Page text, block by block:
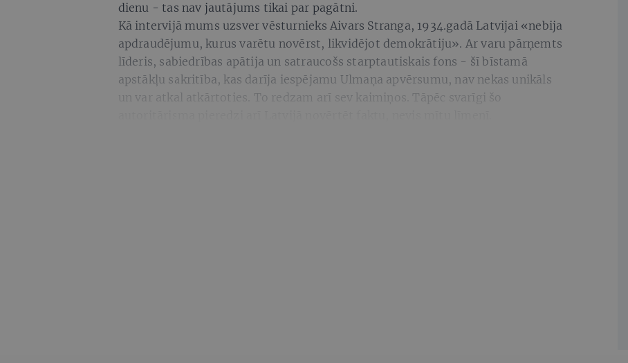
dienu - tas nav jautājums tikai par pagātni.
Kā intervijā mums uzsver vēsturnieks Aivars Stranga, 1934.gadā Latvijai «nebija
apdraudējumu, kurus varētu novērst, likvidējot demokrātiju». Ar varu pārņemts
līderis, sabiedrības apātija un satraucošs starptautiskais fons - šī bīstamā
apstākļu sakritība, kas darīja iespējamu Ulmaņa apvērsumu, nav nekas unikāls
un var atkal atkārtoties. To redzam arī sev kaimiņos. Tāpēc svarīgi šo